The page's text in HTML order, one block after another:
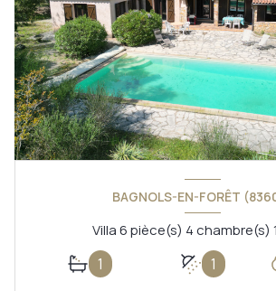
BAGNOLS-EN-FORÊT
1 1